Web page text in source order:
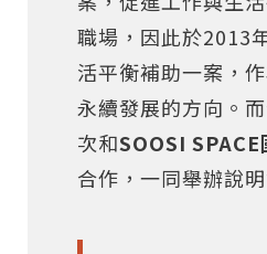
職場，因此於2013
活平衡補助一案，
永續發展的方向。
次和SOOSI
合作，一同舉辦說明